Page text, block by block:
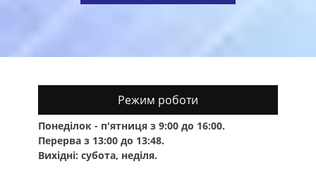
Режим роботи
Понеділок - п'ятниця з 9:00 до 16:00.
Перерва з 13:00 до 13:48.
Вихідні: субота, неділя.